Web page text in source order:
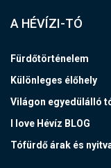
A HÉVÍZI-TÓ
Fürdőtörténelem
Különleges élőhely
Világon egyedülálló
I love Hévíz BLOG
Tófürdő árak és